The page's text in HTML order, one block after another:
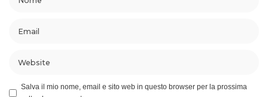
Salva il mio nome, email e sito web in questo browser per la prossima